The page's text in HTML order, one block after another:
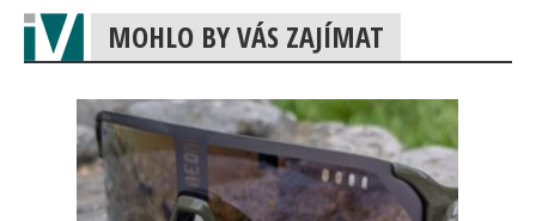
MOHLO BY VÁS ZAJÍMAT